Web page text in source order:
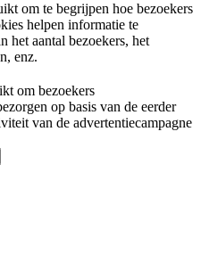
om te begrijpen hoe bezoekers
helpen informatie te
het aantal bezoekers, het
enz.
om bezoekers
op basis van de eerder
van de advertentiecampagne